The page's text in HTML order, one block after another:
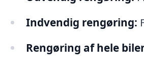
Indvendig rengøring:
Rengøring af hele